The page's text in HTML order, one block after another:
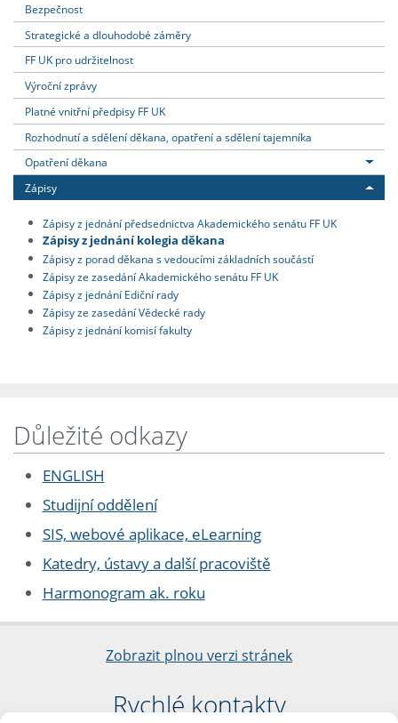
Bezpečnost
Strategické a dlouhodobé záměry
FF UK pro udržitelnost
Výroční zprávy
Platné vnitřní předpisy FF UK
Rozhodnutí a sdělení děkana, opatření a sdělení tajemníka
Opatření děkana
Zápisy
Zápisy z jednání předsednictva Akademického senátu FF UK
Zápisy z jednání kolegia děkana
Zápisy z porad děkana s vedoucími základních součástí
Zápisy ze zasedání Akademického senátu FF UK
Zápisy z jednání Ediční rady
Zápisy ze zasedání Vědecké rady
Zápisy z jednání komisí fakulty
Důležité odkazy
ENGLISH
Studijní oddělení
SIS, webové aplikace, eLearning
Katedry, ústavy a další pracoviště
Harmonogram ak. roku
Zobrazit plnou verzi stránek
Rychlé kontakty